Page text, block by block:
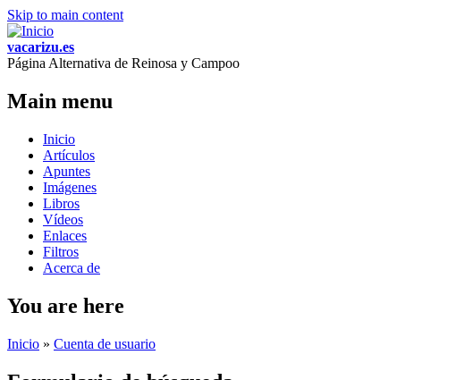
Skip to main content
vacarizu.es
Página Alternativa de Reinosa y Campoo
Main menu
Inicio
Artículos
Apuntes
Imágenes
Libros
Vídeos
Enlaces
Filtros
Acerca de
You are here
Inicio » Cuenta de usuario